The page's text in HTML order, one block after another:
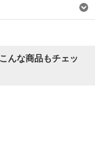
んな商品もチェッ